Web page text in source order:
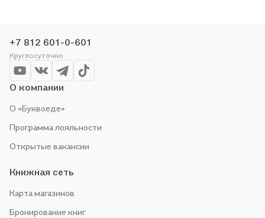
+7 812 601-0-601
Круглосуточно
О компании
О «Буквоеде»
Программа лояльности
Открытые вакансии
Книжная сеть
Карта магазинов
Бронирование книг